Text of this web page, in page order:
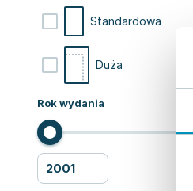
Standardowa
Duża
Rok wydania